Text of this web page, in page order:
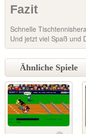
Fazit
Schnelle
Und jetzt viel Spaß und
Ähnliche Spiele